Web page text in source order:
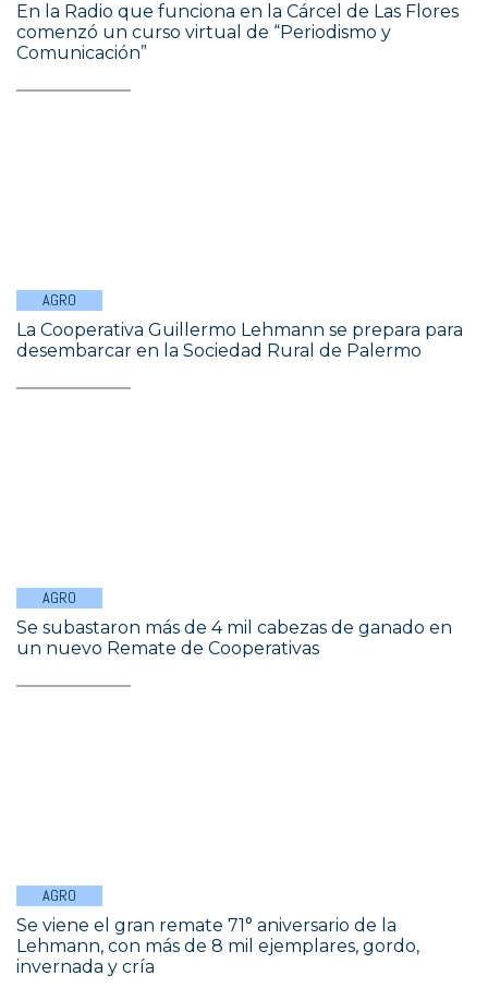
En la Radio que funciona en la Cárcel de Las Flores
comenzó un curso virtual de “Periodismo y
Comunicación”
AGRO
La Cooperativa Guillermo Lehmann se prepara para
desembarcar en la Sociedad Rural de Palermo
AGRO
Se subastaron más de 4 mil cabezas de ganado en
un nuevo Remate de Cooperativas
AGRO
Se viene el gran remate 71° aniversario de la
Lehmann, con más de 8 mil ejemplares, gordo,
invernada y cría